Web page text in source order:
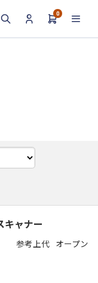
0
ャナー
参考上代 オープン